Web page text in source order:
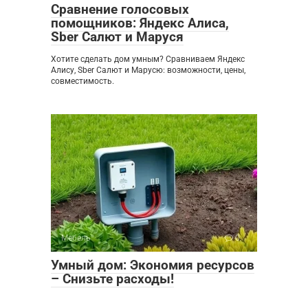
Сравнение голосовых
помощников: Яндекс Алиса,
Sber Салют и Маруся
Хотите сделать дом умным? Сравниваем Яндекс
Алису, Sber Салют и Марусю: возможности, цены,
совместимость.
Мебель 0
Умный дом: Экономия ресурсов
– Снизьте расходы!